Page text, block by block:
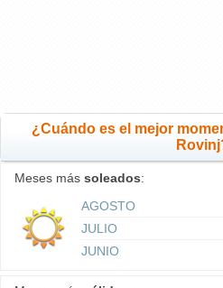
¿Cuándo es el mejor
Meses más soleados:
AGOSTO
JULIO
JUNIO